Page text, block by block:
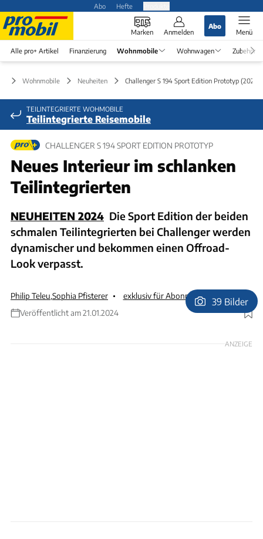
Abo Hefte
Marken Anmelden
Abo
Menü
Alle pro+ Artikel Finanzierung Wohnmobile Wohnwagen Zubehör
Wohnmobile Neuheiten Challenger S 194 Sport Edition Prototyp (2024)
TEILINTEGRIERTE WOHMOBILE
Teilintegrierte Reisemobile
CHALLENGER S 194 SPORT EDITION PROTOTYP
Neues Interieur im schlanken
Teilintegrierten
NEUHEITEN 2024 Die Sport Edition der beiden
schmalen Teilintegrierten bei Challenger werden
dynamischer und bekommen einen Offroad-
Look verpasst.
Philip Teleu,Sophia Pfisterer
exklusiv für Abonnenten
Veröffentlicht am 21.01.2024
Foto: Andreas Becker
39 Bilder
ANZEIGE